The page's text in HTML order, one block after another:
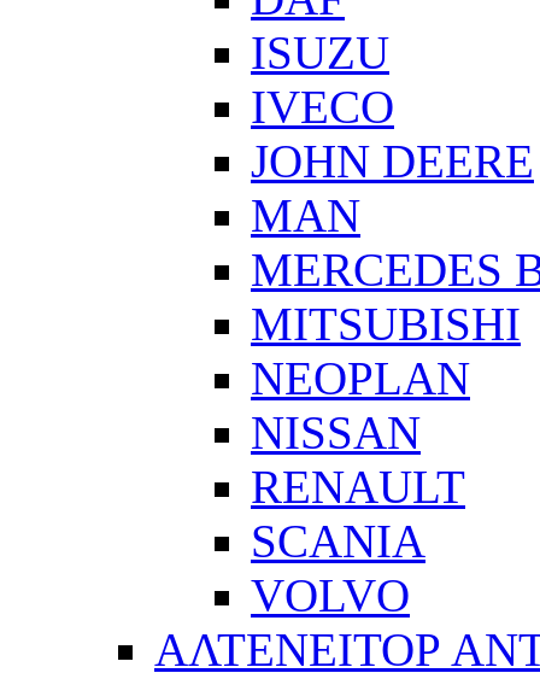
ISUZU
IVECO
JOHN DEERE
MAN
MERCEDES
MITSUBISHI
NEOPLAN
NISSAN
RENAULT
SCANIA
VOLVO
ΑΛΤΕΝΕΙΤΟΡ